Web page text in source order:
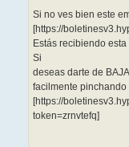
Si no ves bien este
[https://
Estás recibiendo
Si
deseas darte de
facilmente pinchando
[https://
token=zrnvtefq]